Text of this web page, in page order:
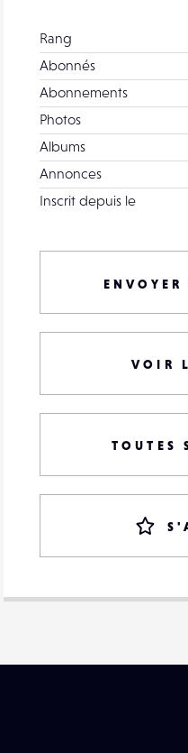
Rang
Abonnés
Abonnements
Photos
Albums
Annonces
Inscrit depuis le
ENVOYER
VOIR
TOUTES